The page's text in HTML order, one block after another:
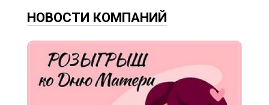
НОВОСТИ КОМПАНИЙ